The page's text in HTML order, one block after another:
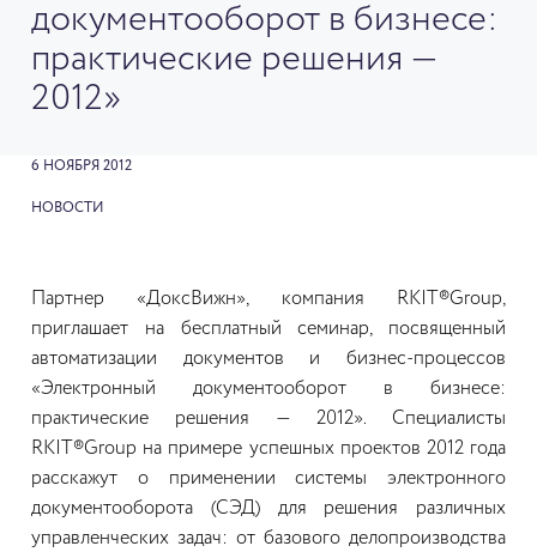
документооборот в бизнесе:
практические решения —
2012»
6 НОЯБРЯ 2012
НОВОСТИ
Партнер «ДоксВижн», компания RKIT®Group,
приглашает на бесплатный семинар, посвященный
автоматизации документов и бизнес-процессов
«Электронный документооборот в бизнесе:
практические решения — 2012». Специалисты
RKIT®Group на примере успешных проектов 2012 года
расскажут о применении системы электронного
документооборота (СЭД) для решения различных
управленческих задач: от базового делопроизводства